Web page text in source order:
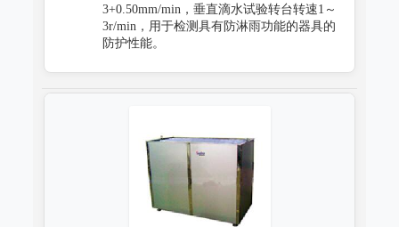
3+0.50mm/min，垂直滴水试验转台转速1～
3r/min，用于检测具有防淋雨功能的器具的
防护性能。